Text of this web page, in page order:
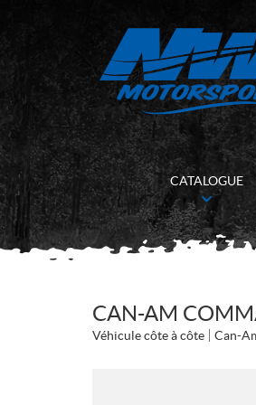
CATALOGUE
CAN-AM
Véhicule côte à côte Can-